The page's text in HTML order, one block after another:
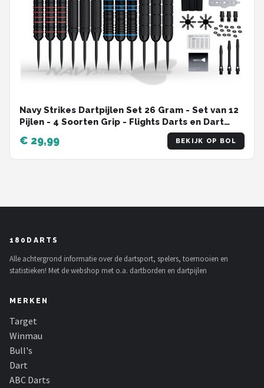
Navy Strikes Dartpijlen Set 26 Gram - Set van 12
Pijlen - 4 Soorten Grip - Flights Darts en Dart
Shafts - Darten - 108 Delige Set - Incl Add-a-
Gram 27 Gram
€ 29,99 BEKIJK OP BOL
180DARTS
Alle achtergrond informatie over de dartsport, spelers, toernooien en
statistieken! Met de webshop met o.a. dartborden en dartpijlen
MERKEN
Target
Winmau
Bull's
Dart
ABC Darts